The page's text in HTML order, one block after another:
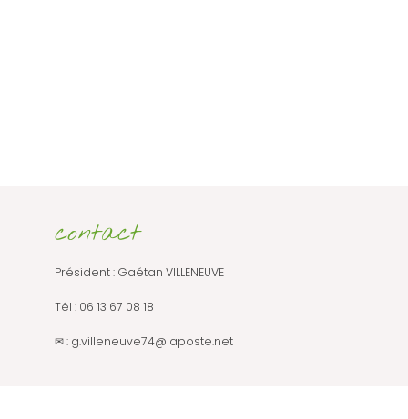
contact
Président : Gaétan VILLENEUVE
Tél : 06 13 67 08 18
✉ : g.villeneuve74@laposte.net